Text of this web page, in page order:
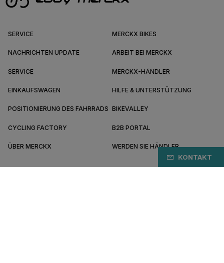
KONTAKT
SERVICE MERCKX BIKES
NACHRICHTEN UPDATE ARBEIT BEI MERCKX
SERVICE MERCKX-HÄNDLER
EINKAUFSWAGEN HILFE & UNTERSTÜTZUNG
POSITIONIERUNG DES FAHRRADS BIKEVALLEY
CYCLING FACTORY B2B PORTAL
ÜBER MERCKX WERDEN SIE HÄNDLER